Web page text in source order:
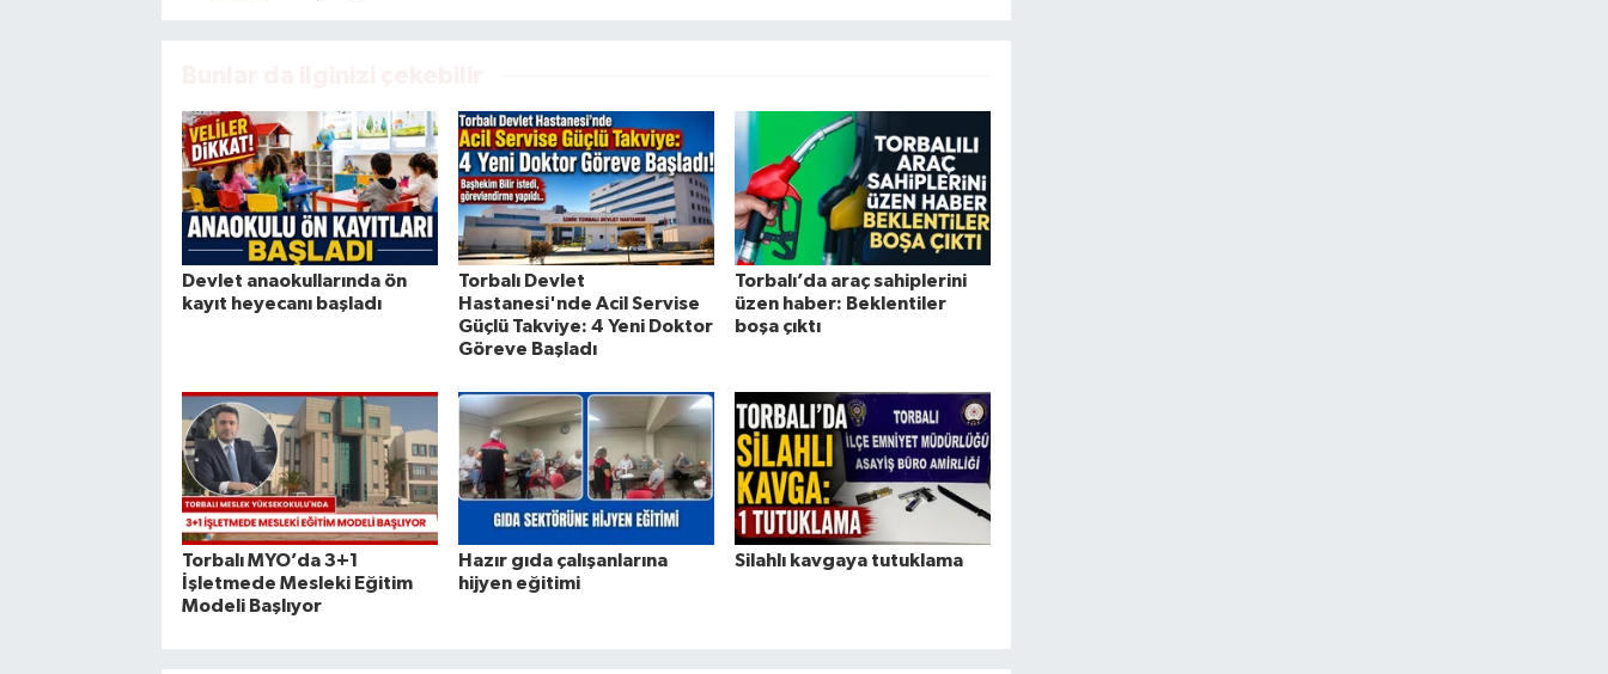
Devlet anaokullarında ön
kayıt heyecanı başladı
Torbalı Devlet
Hastanesi'nde Acil Servise
Güçlü Takviye: 4 Yeni Doktor
Göreve Başladı
Torbalı’da araç sahiplerini
üzen haber: Beklentiler
boşa çıktı
Torbalı MYO’da 3+1
İşletmede Mesleki Eğitim
Modeli Başlıyor
Hazır gıda çalışanlarına
hijyen eğitimi
Silahlı kavgaya tutuklama